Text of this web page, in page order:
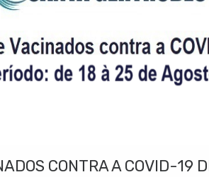
CONTRA A COVID-19